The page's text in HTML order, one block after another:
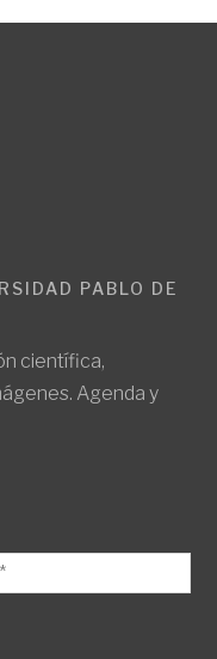
PABLO DE
científica,
Agenda y